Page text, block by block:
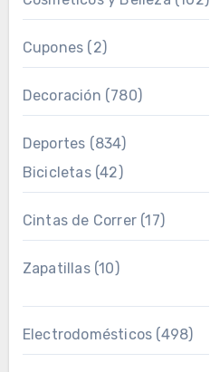
Cupones (2)
Decoración (780)
Deportes (834)
Bicicletas(42)
Cintas de Correr(17)
Zapatillas(10)
Electrodomésticos (498)